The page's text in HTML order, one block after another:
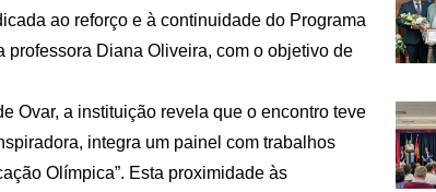
ao reforço e à continuidade do Programa
Diana Oliveira, com o objetivo de
Ovar, a instituição revela que o encontro teve
integra um painel com trabalhos
Olímpica”. Esta proximidade às